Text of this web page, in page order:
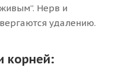
Нерв и
удалению.
корней: